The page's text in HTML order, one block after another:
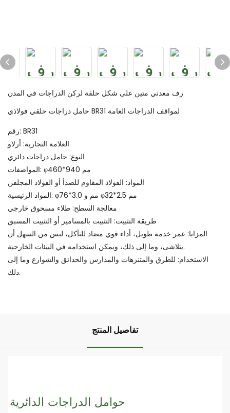
رف معدني متين على شكل حلقة لركن الدراجات في المدن
حامل دراجات حلقي فولاذي BR31 لمواقف الدراجات العامة
رقم: BR31
العلامة التجارية: أرلاو
النوع: حامل دراجات دائري
المواصفات: φ460*940 مم
المواد: الفولاذ المقاوم للصدأ أو الفولاذ المجلفن
المواد الرئيسية: φ76*3.0 مم و φ32*2.5 مم
معالجة السطح: طلاء مسحوق خارجي
طريقة التثبيت: التثبيت بالمسامير أو التثبيت المسبق
المزايا: عمر خدمة طويل، أداء قوي مضاد للتآكل، ليس من السهل أن
يتلاشى، وما إلى ذلك، ويمكن استخدامه في البيئات الخارجية.
الاستخدام: للطرق والمتنزهات والمدارس والحدائق والشوارع وما إلى
ذلك.
تفاصيل المنتج
حوامل الدراجات الدائرية